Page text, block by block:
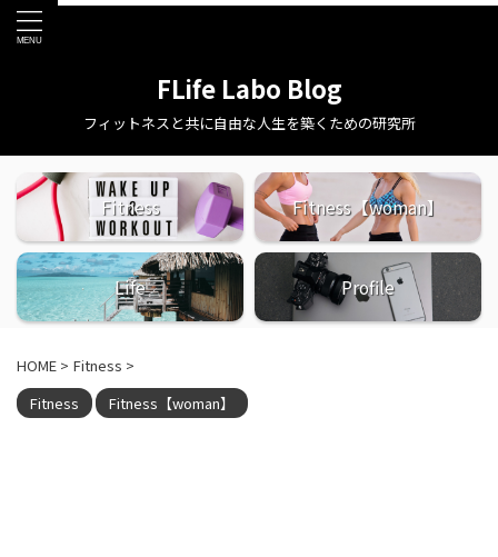
FLife Labo Blog
フィットネスと共に自由な人生を築くための研究所
Fitness Fitness【woman】
Life Profile
HOME > Fitness >
Fitness
Fitness【woman】